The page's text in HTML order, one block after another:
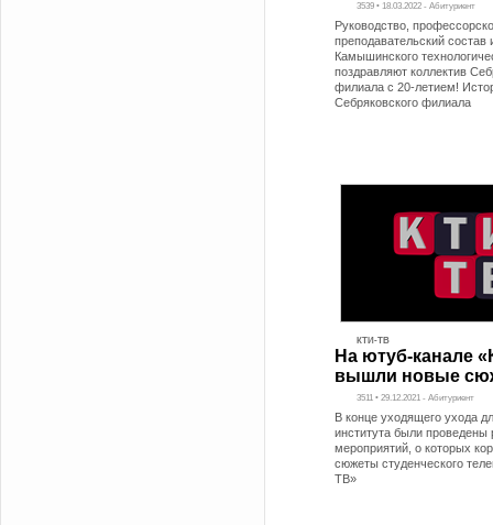
3539 • 18.03.2022 - Абитуриент
Руководство,
преподавательский состав
Камышинского
поздравляют коллектив
филиала с 20-летием!
Себряковского филиала
КТИ-ТВ
На ютуб-канале
вышли новые
3511 • 29.12.2021 - Абитуриент
В конце уходящего ухода
института были проведены
мероприятий, о которых
сюжеты студенческого
ТВ»